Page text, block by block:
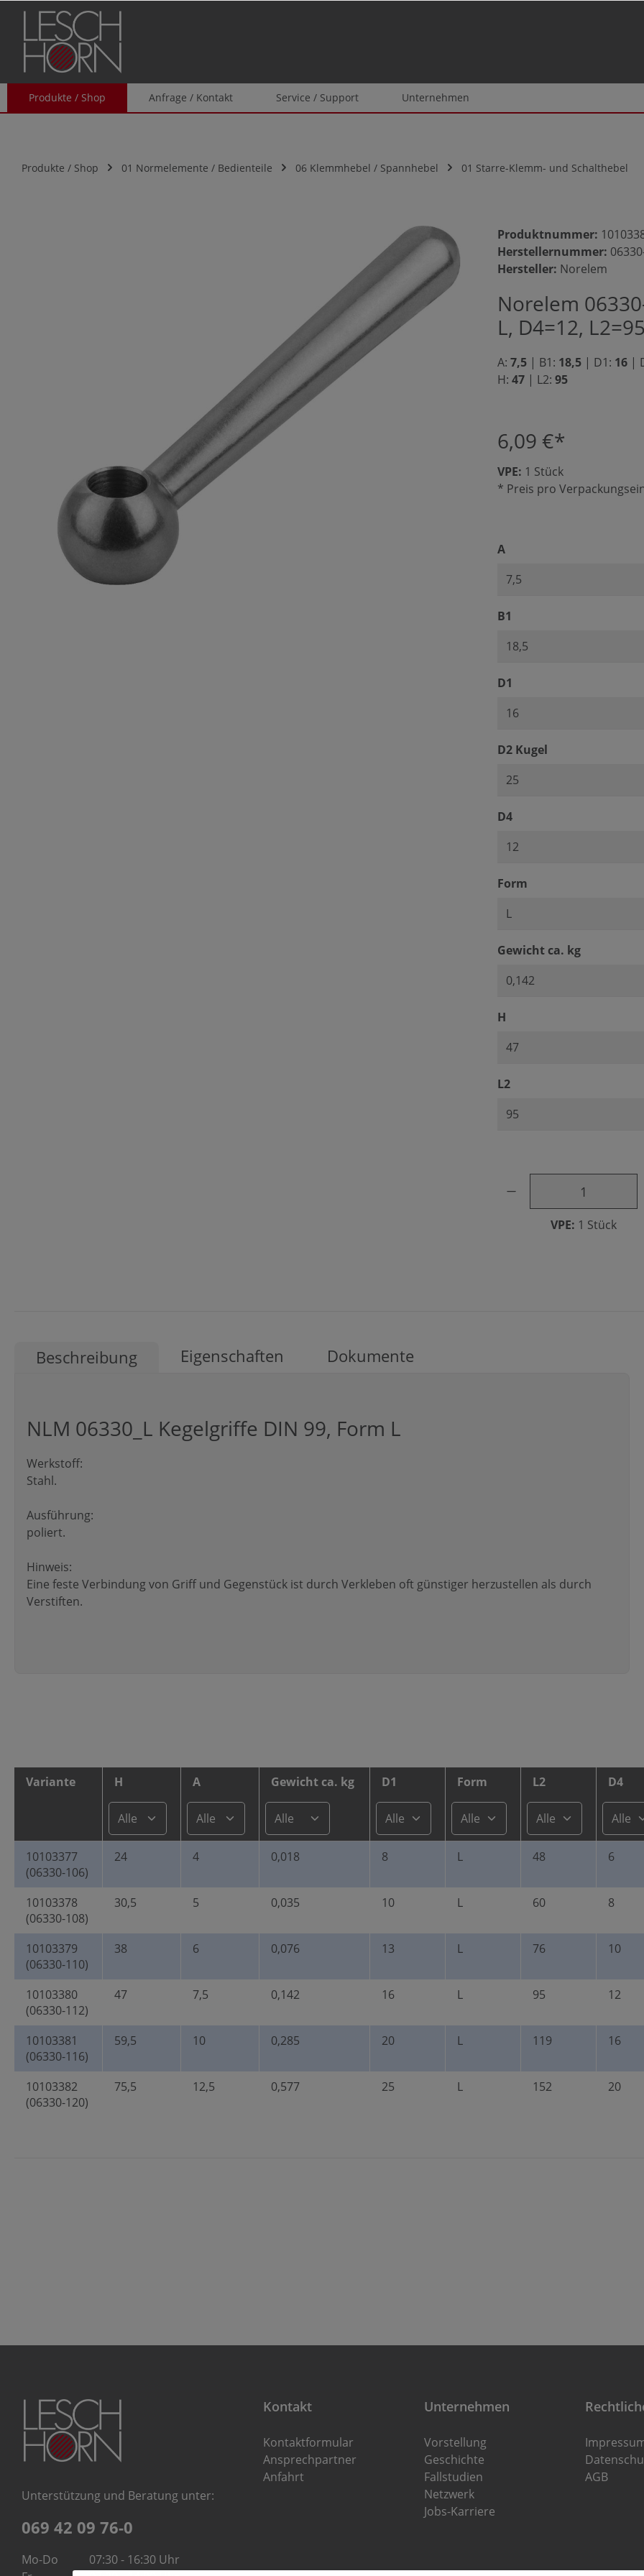
Zur Hauptnavigation springen
Produkte / Shop Anfrage / Kontakt Service / Support Unternehmen
Produkte / Shop 01 Normelemente / Bedienteile 06 Klemmhebel / Spannhebel 01 Starre-Klemm- und Schalthebel
Produktnummer:
Herstellernummer:
Hersteller: Norelem
Norelem
L, D4=12,
A: 7,5 | B1: 18,5 | D1: 16 |
H: 47 | L2: 95
6,09 €*
VPE: 1 Stück
* Preis pro
Aauswählen
B1
D1
D2 Kugel
D4auswählen
Form
Gewicht ca. kg
H
L2auswählen
VPE: 1 Stück
Beschreibung Eigenschaften Dokumente
NLM 06330_L Kegelgriffe DIN 99, Form L
Werkstoff:
Stahl.
Ausführung:
poliert.
Hinweis:
Eine feste Verbindung von Griff und Gegenstück ist durch Verkleben oft günstiger herzustellen als durch
Verstiften.
Variante H A Gewicht ca. kg D1 Form L2 D4
10103377
(06330-106)
24 4 0,018 8 L 48 6
10103378
(06330-108)
30,5 5 0,035 10 L 60 8
10103379
(06330-110)
38 6 0,076 13 L 76 10
10103380
(06330-112)
47 7,5 0,142 16 L 95 12
10103381
(06330-116)
59,5 10 0,285 20 L 119 16
10103382
(06330-120)
75,5 12,5 0,577 25 L 152 20
Unterstützung und Beratung unter:
069 42 09 76-0
Mo-Do
07:30 - 16:30 Uhr
Kontakt
Kontaktformular
Ansprechpartner
Anfahrt
Unternehmen
Vorstellung
Geschichte
Fallstudien
Netzwerk
Jobs-Karriere
AGB